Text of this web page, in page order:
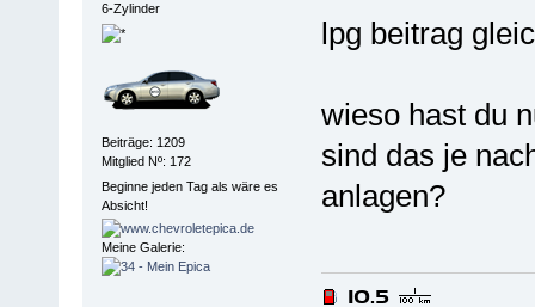
6-Zylinder
Beiträge: 1209
Mitglied Nº: 172
Beginne jeden Tag als wäre es
Absicht!
Meine Galerie:
lpg beitrag
wieso hast du
sind das je
anlagen?